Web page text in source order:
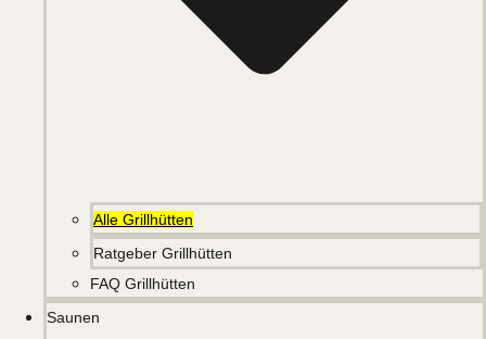
Alle Grillhütten
Ratgeber Grillhütten
FAQ Grillhütten
Saunen